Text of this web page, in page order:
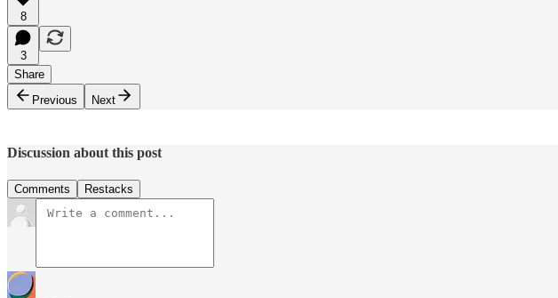
8
3
Share
Previous
Next
Discussion about this post
Comments Restacks